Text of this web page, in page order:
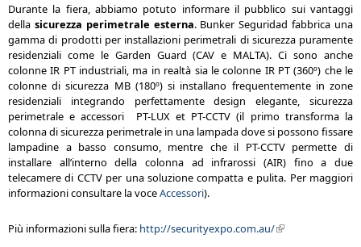
Durante la fiera, abbiamo potuto informare il pubblico sui vantaggi
della sicurezza perimetrale esterna. Bunker Seguridad fabbrica una
gamma di prodotti per installazioni perimetrali di sicurezza puramente
residenziali come le Garden Guard (CAV e MALTA). Ci sono anche
colonne IR PT industriali, ma in realtà sia le colonne IR PT (360º) che le
colonne di sicurezza MB (180º) si installano frequentemente in zone
residenziali integrando perfettamente design elegante, sicurezza
perimetrale e accessori PT-LUX et PT-CCTV (il primo transforma la
colonna di sicurezza perimetrale in una lampada dove si possono fissare
lampadine a basso consumo, mentre che il PT-CCTV permette di
installare all’interno della colonna ad infrarossi (AIR) fino a due
telecamere di CCTV per una soluzione compatta e pulita. Per maggiori
informazioni consultare la voceAccessori).
Più informazioni sulla fiera: http://securityexpo.com.au/